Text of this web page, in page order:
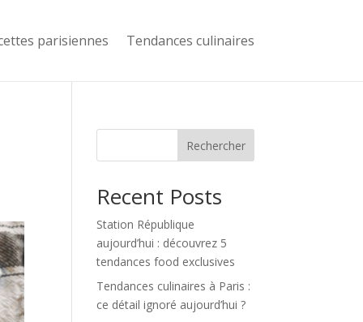
parisiennes Tendances culinaires
Rechercher
Recent Posts
Station République
aujourd’hui : découvrez 5
tendances food exclusives
Tendances culinaires à Paris :
ce détail ignoré aujourd’hui ?